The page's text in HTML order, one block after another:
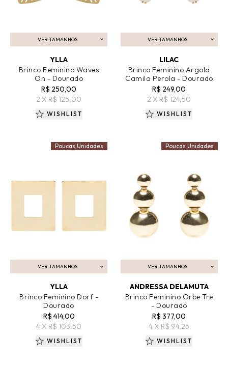
VER TAMANHOS
ADICIONAR AO CARRINHO
YLLA
Brinco Feminino Waves
On - Dourado
R$ 250,00
2 X R$ 125,00
WISHLIST
VER TAMANHOS
ADICIONAR AO CARRINHO
LILAC
Brinco Feminino Argola
Camila Perola - Dourado
R$ 249,00
2 X R$ 124,50
WISHLIST
VER TAMANHOS
ADICIONAR AO CARRINHO
YLLA
Brinco Feminino Dorf -
Dourado
R$ 414,00
4 X R$ 103,50
Poucas Unidades
WISHLIST
VER TAMANHOS
ADICIONAR AO CARRINHO
ANDRESSA DELAMUTA
Brinco Feminino Orbe Tre
- Dourado
R$ 377,00
4 X R$ 94,25
Poucas Unidades
WISHLIST